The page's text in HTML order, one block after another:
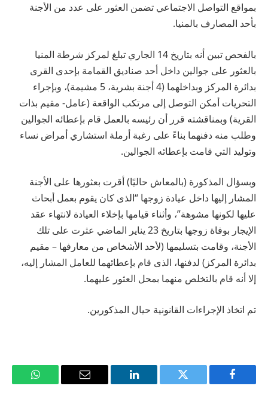
بمواقع التواصل الاجتماعي تضمن العثور على عدد من الأجنة
بأحد المصارف بالمنيا.
بالفحص تبين أنه بتاريخ 14 الجاري تبلغ لمركز شرطة المنيا
بالعثور على جوالين داخل أحد صناديق القمامة بإحدى القرى
بدائرة المركز وبداخلهما (4 أجنة بشرية، 5 مشيمة)، وبإجراء
التحريات أمكن التوصل إلى مرتكب الواقعة (عامل- مقيم بذات
القرية) وبمناقشته قرر أن رئيسه بالعمل قام بإعطائه الجوالين
وطلب منه دفنهما بناءً على رغبة أرملة استشاري أمراض نساء
وتوليد التي قامت بإعطائه الجوالين.
وبسؤال المذكورة (بالمعاش حاليًا) أقرت بعثورها على الأجنة
المشار إليها داخل عيادة زوجها “الذى كان يقوم بعمل أبحاث
عليها لكونها مشوهة”، وأثناء قيامها بإخلاء العيادة لانتهاء عقد
الإيجار بوفاة زوجها بتاريخ 23 يناير الماضي عثرت على تلك
الأجنة، وقامت بتسليمها (لأحد الأشخاص من معارفها – مقيم
بدائرة المركز) لدفنها، الذى قام بإعطائهما للعامل المشار إليه،
إلا أنه قام بالتخلص منهما بمحل العثور عليهما.
تم اتخاذ الإجراءات القانونية حيال المذكورين.
فيسبوك تويتر لينكدإن
البريد
واتساب